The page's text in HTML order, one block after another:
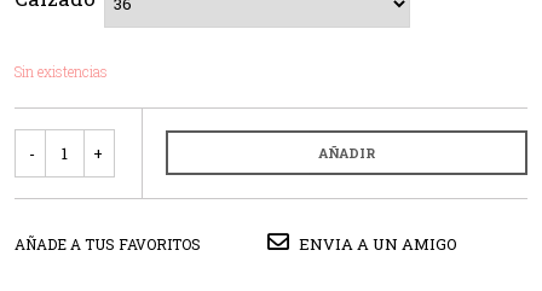
Sin existencias
AÑADIR
AÑADE A TUS FAVORITOS ENVIA A UN AMIGO